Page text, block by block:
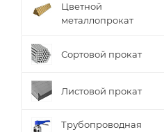
Цветной
металлопрокат
Сортовой прокат
Листовой прокат
Трубопроводная